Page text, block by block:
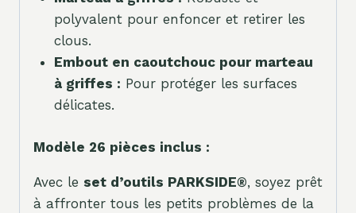
polyvalent pour enfoncer et retirer les
clous.
Embout en caoutchouc pour marteau
à griffes : Pour protéger les surfaces
délicates.
Modèle 26 pièces inclus :
Avec le set d’outils PARKSIDE®, soyez prêt
à affronter tous les petits problèmes de la